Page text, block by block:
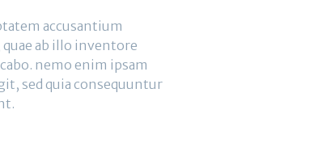
accusantium
ab illo inventore
nemo enim ipsam
sed quia consequuntur